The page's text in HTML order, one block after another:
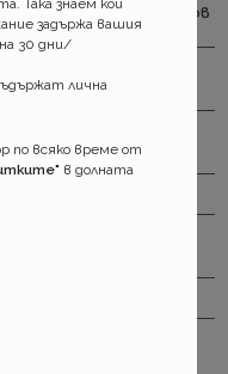
с впечатляващ нов
на промоция
Това за
и заболяване,
трудова.
нас. Дали?
на една по -
Така знаем кои
задържа вашия
30 дни/
лична
по всяко време от
в долната